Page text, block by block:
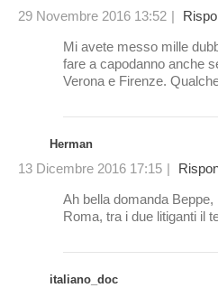
29 Novembre 2016 13:52 |
Mi avete messo mille
fare a capodanno anche
Verona e Firenze.
Herman
13 Dicembre 2016 17:15 |
Ah bella domanda
Roma, tra i due litiganti il
italiano_doc